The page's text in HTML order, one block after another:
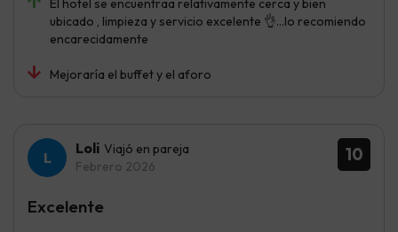
El hotel se encuentraa relativamente cerca y bien
ubicado , limpieza y servicio excelente 👌...lo recomiendo
encarecidamente
Mejoraría el buffet y el aforo
10
Loli Viajó en pareja
Febrero 2026
Excelente